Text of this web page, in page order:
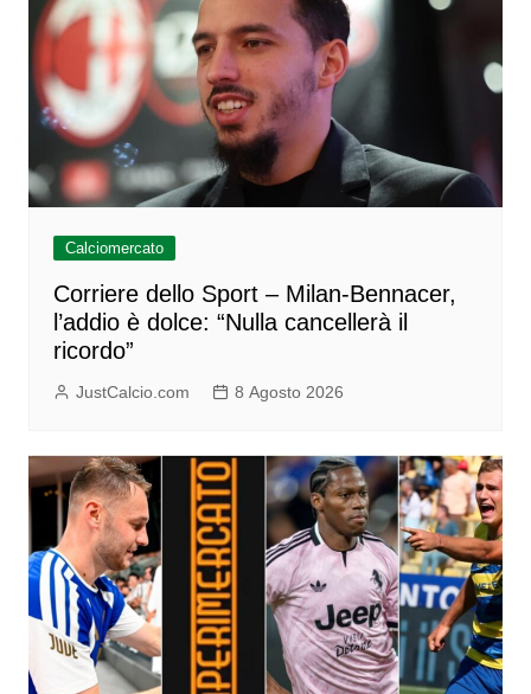
Calciomercato
Corriere dello Sport – Milan-Bennacer,
l’addio è dolce: “Nulla cancellerà il
ricordo”
JustCalcio.com 8 Agosto 2026